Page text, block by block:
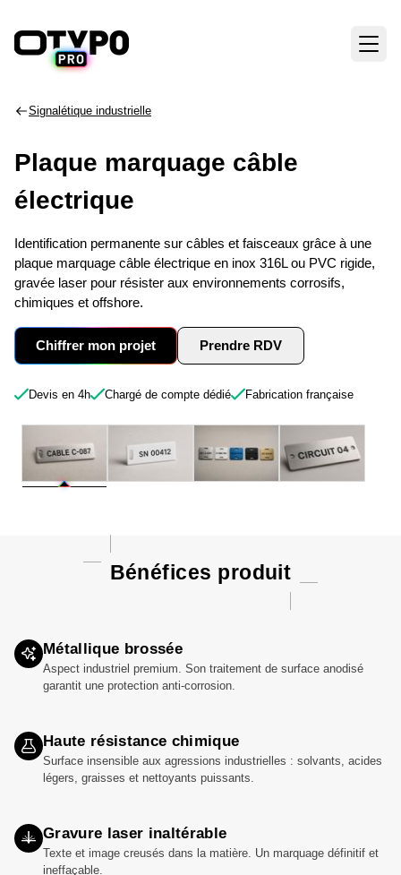
Signalétique industrielle
Plaque marquage câble
électrique
Identification permanente sur câbles et faisceaux grâce à une
plaque marquage câble électrique en inox 316L ou PVC rigide,
gravée laser pour résister aux environnements corrosifs,
chimiques et offshore.
Chiffrer mon projet Prendre RDV
Devis en 4h Chargé de compte dédié Fabrication française
Bénéfices produit
Métallique brossée
Aspect industriel premium. Son traitement de surface anodisé
garantit une protection anti-corrosion.
Haute résistance chimique
Surface insensible aux agressions industrielles : solvants, acides
légers, graisses et nettoyants puissants.
Gravure laser inaltérable
Texte et image creusés dans la matière. Un marquage définitif et
ineffaçable.